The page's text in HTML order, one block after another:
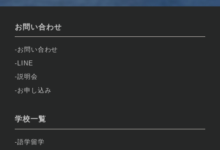
お問い合わせ
お問い合わせ
LINE
説明会
お申し込み
学校一覧
語学留学